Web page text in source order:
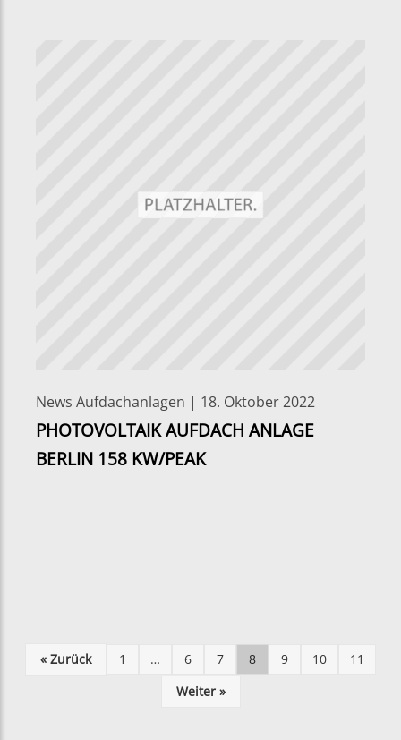
News Aufdachanlagen | 18. Oktober 2022
PHOTOVOLTAIK AUFDACH ANLAGE
BERLIN 158 KW/PEAK
« Zurück 1 … 6 7 8 9 10
11
Weiter »